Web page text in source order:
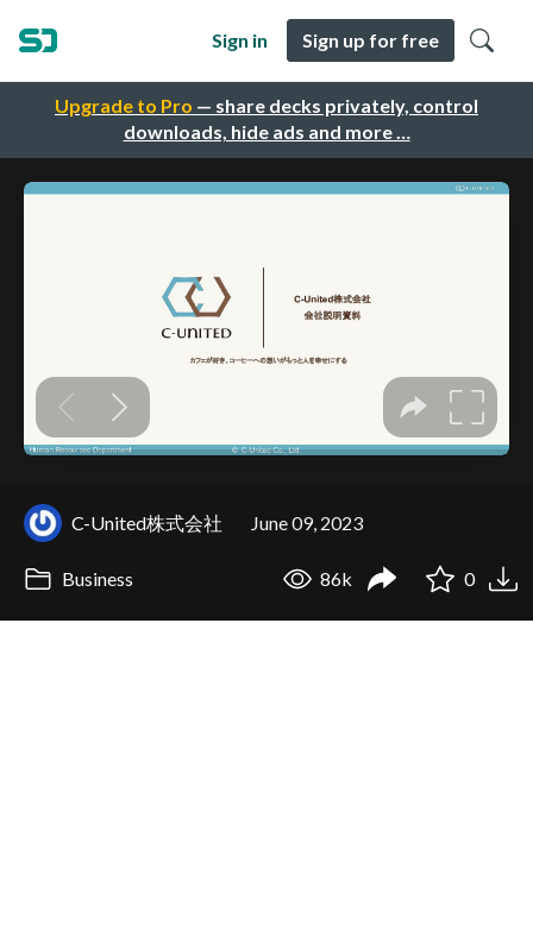
Upgrade to Pro — share decks privately, control
downloads, hide ads and more …
Sign in Sign up for free
C-United株式会社 June 09, 2023
Business 86k 0